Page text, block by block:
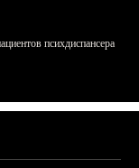
психдиспансера